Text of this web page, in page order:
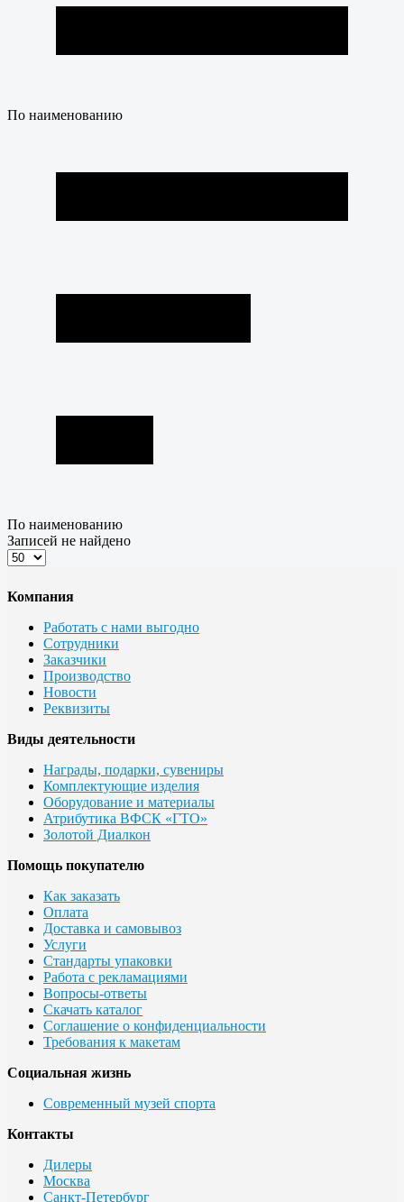
По наименованию
По наименованию
Записей не найдено
Компания
Работать с нами выгодно
Сотрудники
Заказчики
Производство
Новости
Реквизиты
Виды деятельности
Награды, подарки, сувениры
Комплектующие изделия
Оборудование и материалы
Атрибутика ВФСК «ГТО»
Золотой Диалкон
Помощь покупателю
Как заказать
Оплата
Доставка и самовывоз
Услуги
Стандарты упаковки
Работа с рекламациями
Вопросы-ответы
Скачать каталог
Соглашение о конфиденциальности
Требования к макетам
Социальная жизнь
Современный музей спорта
Контакты
Дилеры
Москва
Санкт-Петербург